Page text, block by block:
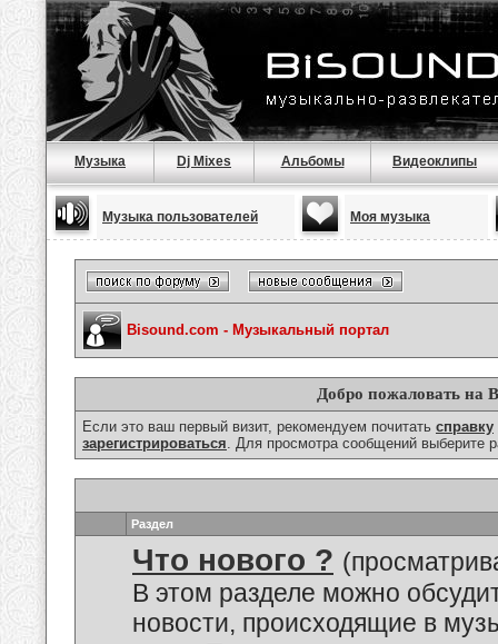
Музыка Dj Mixes Альбомы Видеоклипы
Музыка пользователей Моя музыка
Bisound.com - Музыкальный портал
Добро пожаловать на
Если это ваш первый визит, рекомендуем почитать справку
зарегистрироваться. Для просмотра сообщений выберите
Раздел
Что нового ?
В этом разделе можно
новости, происходящие в